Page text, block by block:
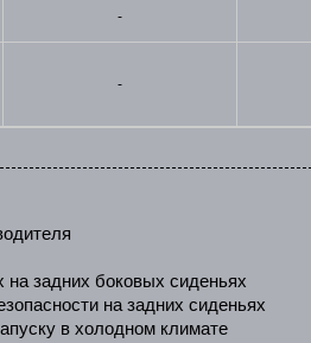
-
-
на задних боковых сиденьях
на задних сиденьях
в холодном климате